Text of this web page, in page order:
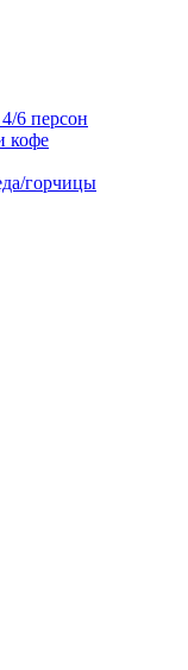
6 персон
кофе
горчицы